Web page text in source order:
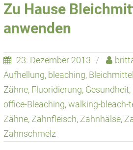
Zu Hause
anwenden
23. Dezember 2013
Aufhellung, bleaching, Bleichmittel
Zähne, Fluoridierung, Gesundheit,
office-Bleaching,walking-bleach-
Zähne, Zahnfleisch, Zahnhälse,
Zahnschmelz